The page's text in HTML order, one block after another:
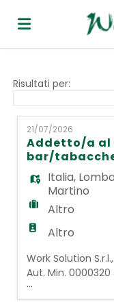
Offerte
di
lavoro
Carica
il
CV
Login
Lingua
Risultati per:
21/07/2026
Addetto/a al
bar/
Italia,
Martino
Altro
Altro
Work Solution
Aut. Min.
per bar/
di Addetto/a al
...